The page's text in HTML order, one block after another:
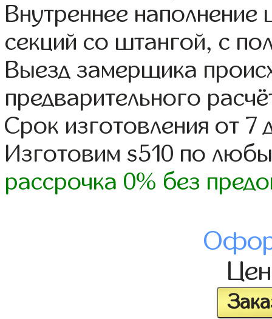
Внутреннее
секций со штангой, с
Выезд замерщика
предварительного
Срок изготовления от 7
Изготовим s510 по
рассрочка 0% без